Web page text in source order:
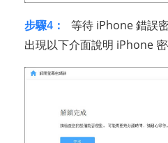
步驟4：
等待 iPhone 錯誤
出現以下介面說明 iPhone 密